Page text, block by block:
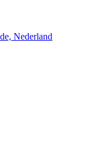
Nederland